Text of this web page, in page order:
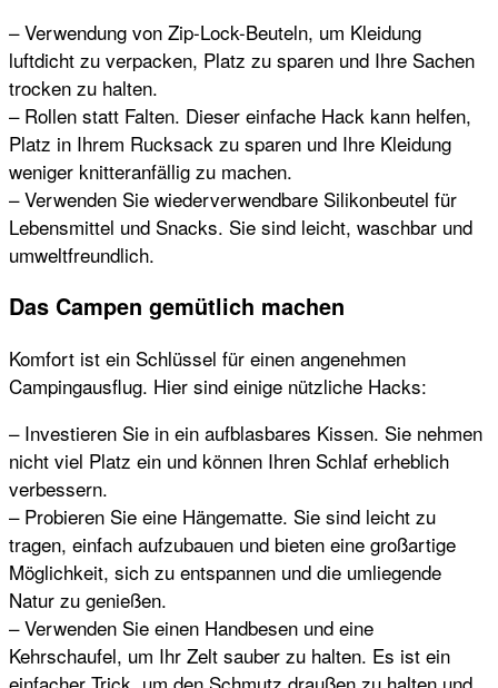
– Verwendung von Zip-Lock-Beuteln, um Kleidung
luftdicht zu verpacken, Platz zu sparen und Ihre Sachen
trocken zu halten.
– Rollen statt Falten. Dieser einfache Hack kann helfen,
Platz in Ihrem Rucksack zu sparen und Ihre Kleidung
weniger knitteranfällig zu machen.
– Verwenden Sie wiederverwendbare Silikonbeutel für
Lebensmittel und Snacks. Sie sind leicht, waschbar und
umweltfreundlich.
Das Campen gemütlich machen
Komfort ist ein Schlüssel für einen angenehmen
Campingausflug. Hier sind einige nützliche Hacks:
– Investieren Sie in ein aufblasbares Kissen. Sie nehmen
nicht viel Platz ein und können Ihren Schlaf erheblich
verbessern.
– Probieren Sie eine Hängematte. Sie sind leicht zu
tragen, einfach aufzubauen und bieten eine großartige
Möglichkeit, sich zu entspannen und die umliegende
Natur zu genießen.
– Verwenden Sie einen Handbesen und eine
Kehrschaufel, um Ihr Zelt sauber zu halten. Es ist ein